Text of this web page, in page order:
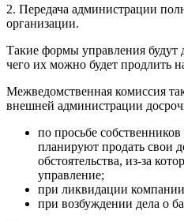
2. Передача администрации
организации.
Такие формы управления будут
чего их можно будет продлить
Межведомственная комиссия
внешней администрации
по просьбе
планируют продать свои
обстоятельства, из-за
управление;
при ликвидации
при возбуждении дела о